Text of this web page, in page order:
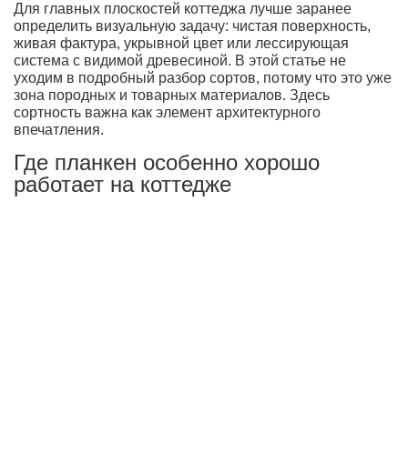
Для главных плоскостей коттеджа лучше заранее
определить визуальную задачу: чистая поверхность,
живая фактура, укрывной цвет или лессирующая
система с видимой древесиной. В этой статье не
уходим в подробный разбор сортов, потому что это уже
зона породных и товарных материалов. Здесь
сортность важна как элемент архитектурного
впечатления.
Где планкен особенно хорошо
работает на коттедже